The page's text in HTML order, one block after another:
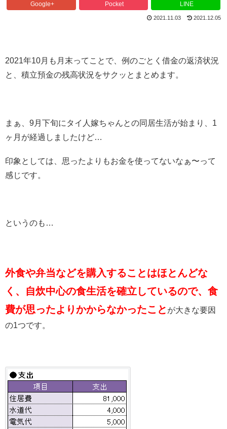
Google+ Pocket LINE
2021.11.03 2021.12.05
2021年10月も月末ってことで、例のごとく借金の返済状況
と、積立預金の残高状況をサクッとまとめます。
まぁ、9月下旬にタイ人嫁ちゃんとの同居生活が始まり、1
ヶ月が経過しましたけど…
印象としては、思ったよりもお金を使ってないなぁ〜って
感じです。
というのも…
外食や弁当などを購入することはほとんどな
く、自炊中心の食生活を確立しているので、食
費が思ったよりかからなかったこと が大きな要因
の1つです。